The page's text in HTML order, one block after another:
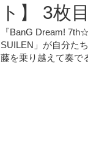
ト】 3枚
『BanG Dream!
SUILEN」が自分た
藤を乗り越えて奏で